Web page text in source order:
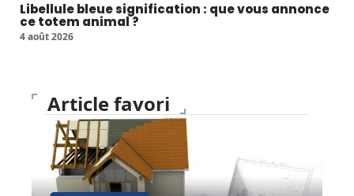
Libellule bleue signification : que vous annonce
ce totem animal ?
4 août 2026
Article favori